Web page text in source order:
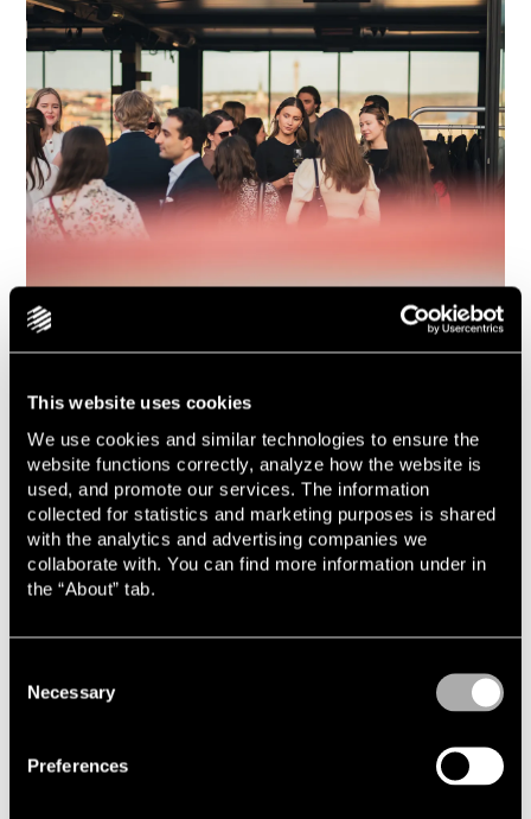
This website uses cookies
We use cookies and similar technologies to ensure the
website functions correctly, analyze how the website is
used, and promote our services. The information
collected for statistics and marketing purposes is shared
with the analytics and advertising companies we
collaborate with. You can find more information under in
the “About” tab.
Selection
Necessary
Preferences
Business Law Community
Business Law Community är nätverket för dig som är
nyfiken på affärsjuridiken, oavsett om du är juriststudent
eller nyligen inlett din karriär.
Som medlem i nätverket får du ta del av vårt nyhetsbrev,
kommande arrangemang, möjlighet att ansöka till Lindahl
Law School och mycket mer.